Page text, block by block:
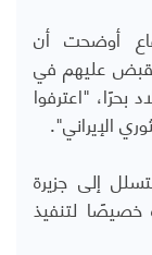
أوضحت أن
عليهم في
بحرًا، "اعترفوا
الإيراني".
إلى جزيرة
خصيصًا لتنفيذ